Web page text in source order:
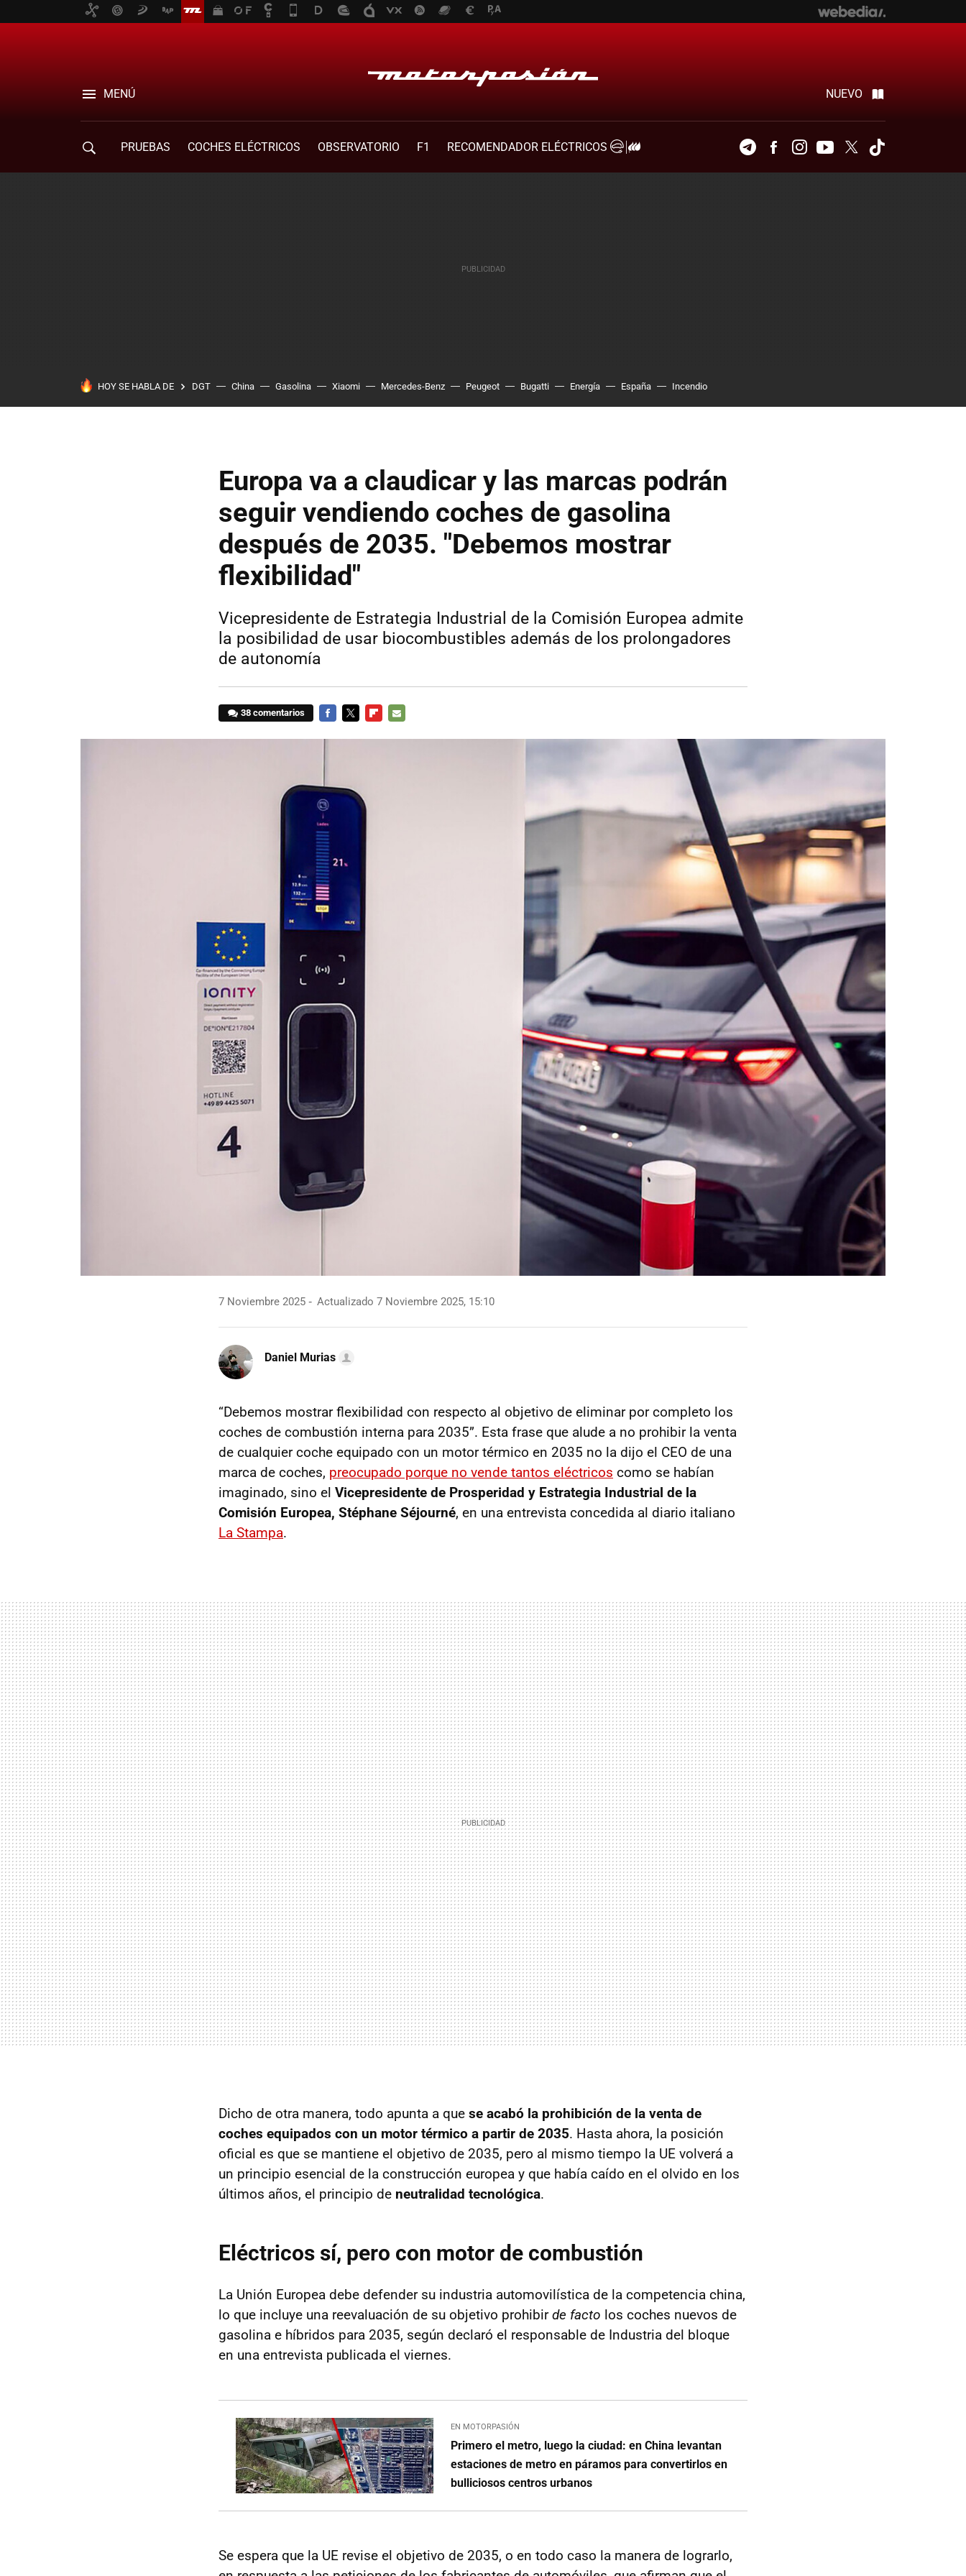
MENÚ NUEVO
PRUEBAS COCHES ELÉCTRICOS OBSERVATORIO F1
RECOMENDADOR ELÉCTRICOS
TelegramFacebookInstagramYoutubeTwitter
HOY SE HABLA DE DGT China Gasolina Xiaomi Mercedes-Benz Peugeot Bugatti Energía España Incendio
Europa va a claudicar y las marcas podrán
seguir vendiendo coches de gasolina
después de 2035. "Debemos mostrar
flexibilidad"
Vicepresidente de Estrategia Industrial de la Comisión Europea admite
la posibilidad de usar biocombustibles además de los prolongadores
de autonomía
38 comentarios
7 Noviembre 2025 Actualizado 7 Noviembre 2025, 15:10
Daniel Murias
“Debemos mostrar flexibilidad con respecto al objetivo de eliminar por completo los
coches de combustión interna para 2035”. Esta frase que alude a no prohibir la venta
de cualquier coche equipado con un motor térmico en 2035 no la dijo el CEO de una
marca de coches, preocupado porque no vende tantos eléctricos como se habían
imaginado, sino el Vicepresidente de Prosperidad y Estrategia Industrial de la
Comisión Europea, Stéphane Séjourné, en una entrevista concedida al diario italiano
La Stampa.
Dicho de otra manera, todo apunta a que se acabó la prohibición de la venta de
coches equipados con un motor térmico a partir de 2035. Hasta ahora, la posición
oficial es que se mantiene el objetivo de 2035, pero al mismo tiempo la UE volverá a
un principio esencial de la construcción europea y que había caído en el olvido en los
últimos años, el principio de neutralidad tecnológica.
Eléctricos sí, pero con motor de combustión
La Unión Europea debe defender su industria automovilística de la competencia china,
lo que incluye una reevaluación de su objetivo prohibirde facto los coches nuevos de
gasolina e híbridos para 2035, según declaró el responsable de Industria del bloque
en una entrevista publicada el viernes.
EN MOTORPASIÓN
Primero el metro, luego la ciudad: en China levantan
estaciones de metro en páramos para convertirlos en
bulliciosos centros urbanos
Se espera que la UE revise el objetivo de 2035, o en todo caso la manera de lograrlo,